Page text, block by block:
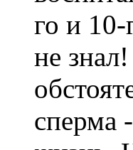
го и
не
сперма